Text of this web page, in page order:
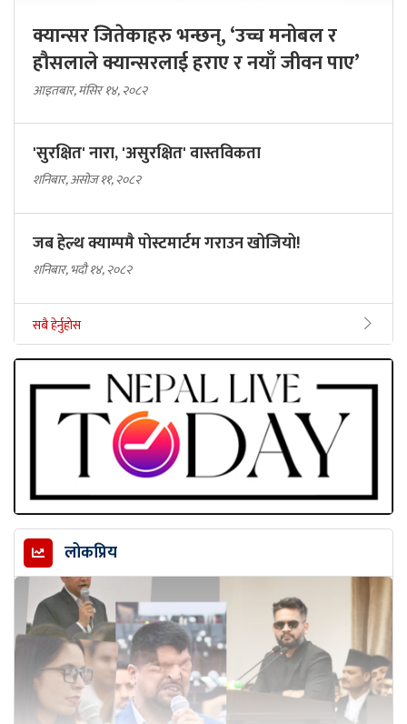
क्यान्सर जितेकाहरु भन्छन्, ‘उच्च मनोबल र
हौसलाले क्यान्सरलाई हराए र नयाँ जीवन पाए’
आइतबार, मंसिर १४, २०८२
'सुरक्षित' नारा, 'असुरक्षित' वास्तविकता
शनिबार, असोज ११, २०८२
जब हेल्थ क्याम्पमै पोस्टमार्टम गराउन खोजियो!
शनिबार, भदौ १४, २०८२
सबै हेर्नुहोस
लोकप्रिय